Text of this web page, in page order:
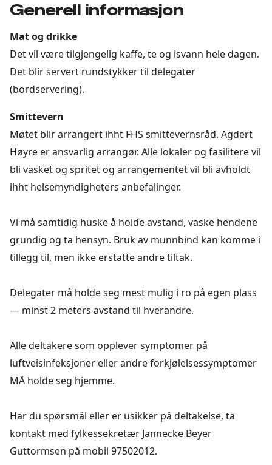
Generell informasjon
Mat og drikke
Det vil være tilgjengelig kaffe, te og isvann hele dagen.
Det blir servert rundstykker til delegater
(bordservering).
Smittevern
Møtet blir arrangert ihht FHS smittevernsråd. Agdert
Høyre er ansvarlig arrangør. Alle lokaler og fasilitere vil
bli vasket og spritet og arrangementet vil bli avholdt
ihht helsemyndigheters anbefalinger.
Vi må samtidig huske å holde avstand, vaske hendene
grundig og ta hensyn. Bruk av munnbind kan komme i
tillegg til, men ikke erstatte andre tiltak.
Delegater må holde seg mest mulig i ro på egen plass
— minst 2 meters avstand til hverandre.
Alle deltakere som opplever symptomer på
luftveisinfeksjoner eller andre forkjølelsessymptomer
MÅ holde seg hjemme.
Har du spørsmål eller er usikker på deltakelse, ta
kontakt med fylkessekretær Jannecke Beyer
Guttormsen på mobil 97502012.